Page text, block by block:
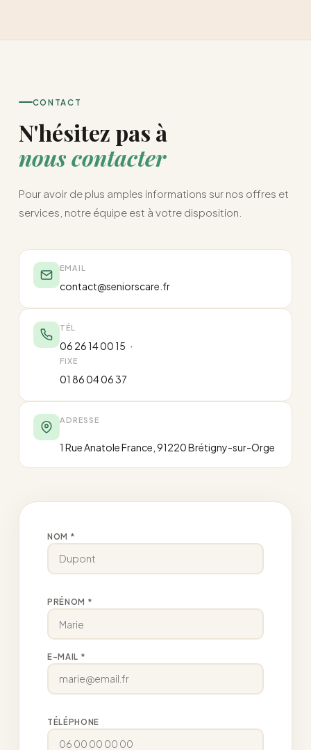
CONTACT
N'hésitez pas à
nous contacter
Pour avoir de plus amples informations sur nos offres et
services, notre équipe est à votre disposition.
EMAIL
contact@seniorscare.fr
TÉL
06 26 14 00 15 ·
FIXE
01 86 04 06 37
ADRESSE
1 Rue Anatole France, 91220 Brétigny-sur-Orge
NOM *
PRÉNOM *
E-MAIL *
TÉLÉPHONE